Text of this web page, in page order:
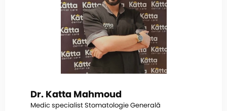
Dr. Katta Mahmoud
Medic specialist Stomatologie Generală